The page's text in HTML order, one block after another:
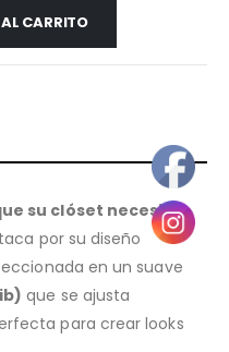
CARRITO
su clóset necesita!
por su diseño
en un suave
que se ajusta
para crear looks